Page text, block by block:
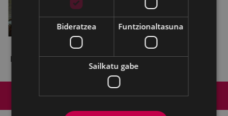
Pirotecnia Europlaren eskutik.
Irisgarritasuna
Bideratzea Funtzionaltasuna
Sailkatu gabe